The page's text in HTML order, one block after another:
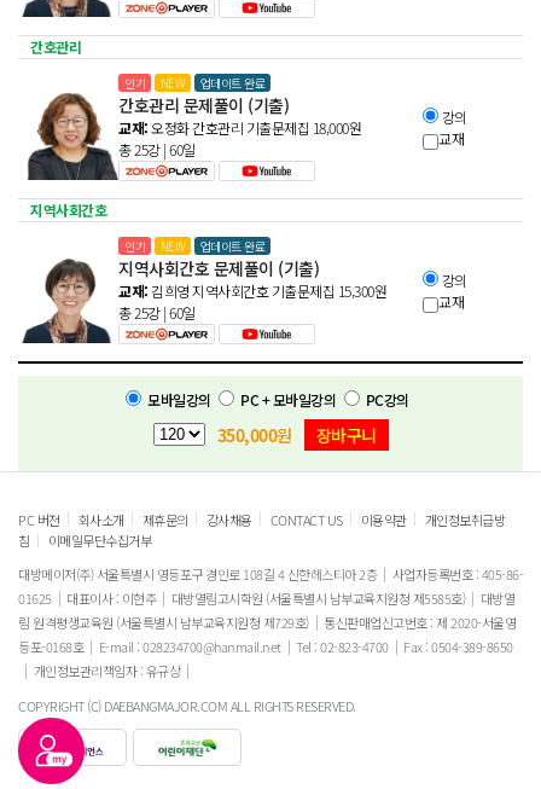
간호관리
인기 NEW 업데이트 완료
간호관리 문제풀이 (기출)
교재:오정화 간호관리 기출문제집 18,000원
총 25강 | 60일
강의
교재
지역사회간호
인기 NEW 업데이트 완료
지역사회간호 문제풀이 (기출)
교재:김희영 지역사회간호 기출문제집 15,300원
총 25강 | 60일
강의
교재
모바일강의 PC + 모바일강의 PC강의
350,000원 장바구니
PC 버전 | 회사소개 | 제휴문의 | 강사채용 | CONTACT US | 이용약관 | 개인정보취급방
침 | 이메일무단수집거부
대방메이저(주) 서울특별시 영등포구 경인로 108길 4 신한헤스티아 2층
사업자등록번호 : 405-86-
01625
대표이사 : 이현주 대방열림고시학원 (서울특별시 남부교육지원청 제5585호)
대방열
림 원격평생교육원 (서울특별시 남부교육지원청 제729호)
통신판매업신고번호 : 제 2020-서울영
등포-0168호
E-mail : 028234700@hanmail.net Tel : 02-823-4700
Fax : 0504-389-8650
개인정보관리책임자 : 유규상
COPYRIGHT (C) DAEBANGMAJOR.COM ALL RIGHTS RESERVED.